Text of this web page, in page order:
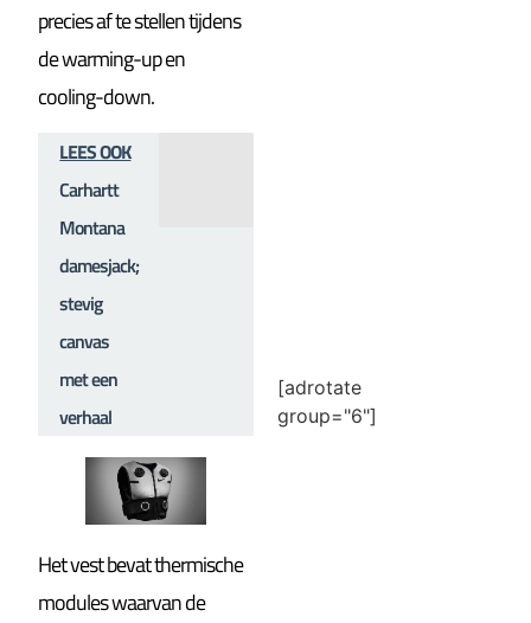
precies af te stellen tijdens
de warming-up en
cooling-down.
LEES OOK
Carhartt
Montana
damesjack;
stevig
canvas
met een
verhaal
Het vest bevat thermische
modules waarvan de
[adrotate
group="6"]